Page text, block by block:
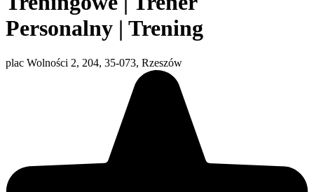
Personalny | Trening
plac Wolności 2, 204, 35-073, Rzeszów